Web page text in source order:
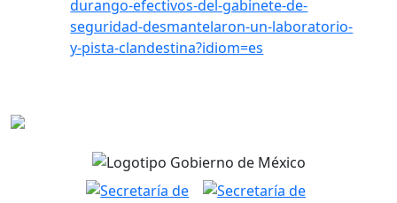
durango-efectivos-del-gabinete-de-
seguridad-desmantelaron-un-laboratorio-
y-pista-clandestina?idiom=es